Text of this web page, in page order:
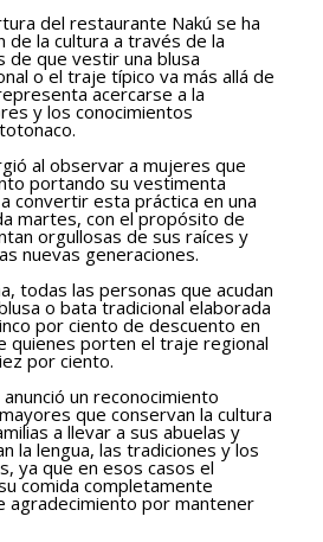
del restaurante Nakú se ha
de la cultura a través de la
de que vestir una blusa
o el traje típico va más allá de
acercarse a la
y los conocimientos
al observar a mujeres que
portando su vestimenta
convertir esta práctica en una
martes, con el propósito de
orgullosas de sus raíces y
nuevas generaciones.
todas las personas que acudan
o bata tradicional elaborada
por ciento de descuento en
quienes porten el traje regional
por ciento.
un reconocimiento
que conservan la cultura
a llevar a sus abuelas y
la lengua, las tradiciones y los
ya que en esos casos el
comida completamente
agradecimiento por mantener